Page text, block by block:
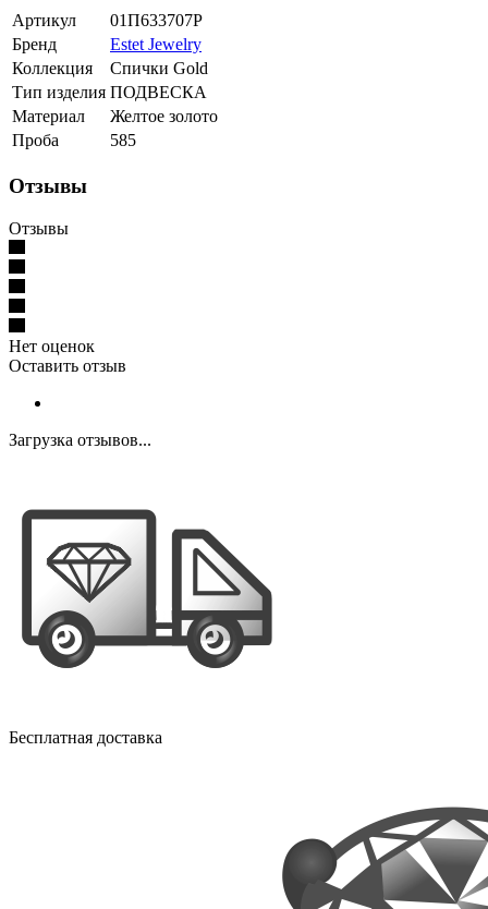
Артикул
01П633707Р
Бренд
Estet Jewelry
Коллекция
Спички Gold
Тип изделия ПОДВЕСКА
Материал
Желтое золото
Проба
585
Отзывы
Отзывы
Нет оценок
Оставить отзыв
Загрузка отзывов...
Бесплатная доставка